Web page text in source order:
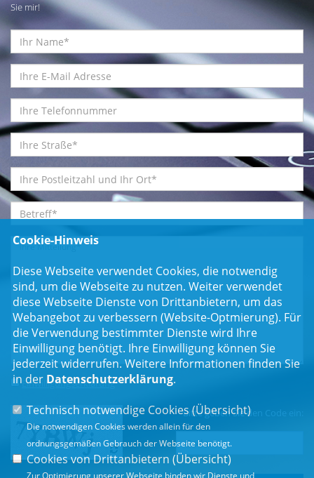
Sie mir!
Einwilligungserklärung*
Bitte geben Sie den Code ein:
Cookie-Hinweis
Diese Webseite verwendet Cookies, die notwendig
sind, um die Webseite zu nutzen. Weiter verwendet
diese Webseite Dienste von Drittanbietern, um das
Webangebot zu verbessern (Website-Optmierung). Für
die Verwendung bestimmter Dienste wird Ihre
Einwilligung benötigt. Ihre Einwilligung können Sie
jederzeit widerrufen. Weitere Informationen finden Sie
in der Datenschutzerklärung.
Technisch notwendige Cookies (Übersicht)
Die notwendigen Cookies werden allein für den
ordnungsgemäßen Gebrauch der Webseite benötigt.
Cookies von Drittanbietern (Übersicht)
Zur Optimierung unserer Webseite binden wir Dienste und